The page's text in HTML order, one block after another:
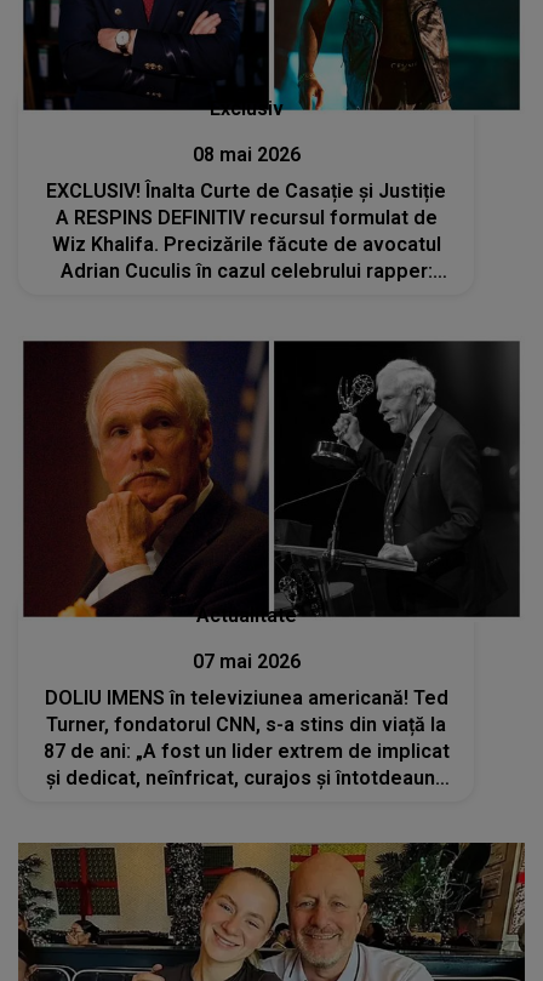
Exclusiv
08 mai 2026
EXCLUSIV! Înalta Curte de Casație și Justiție
A RESPINS DEFINITIV recursul formulat de
Wiz Khalifa. Precizările făcute de avocatul
Adrian Cuculis în cazul celebrului rapper:
Actualitate
07 mai 2026
DOLIU IMENS în televiziunea americană! Ted
Turner, fondatorul CNN, s-a stins din viață la
87 de ani: „A fost un lider extrem de implicat
și dedicat, neînfricat, curajos și întotdeauna